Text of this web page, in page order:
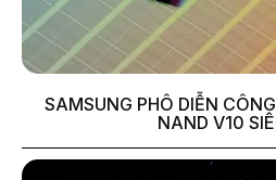
SAMSUNG PHÔ DIỄN
NAND V10